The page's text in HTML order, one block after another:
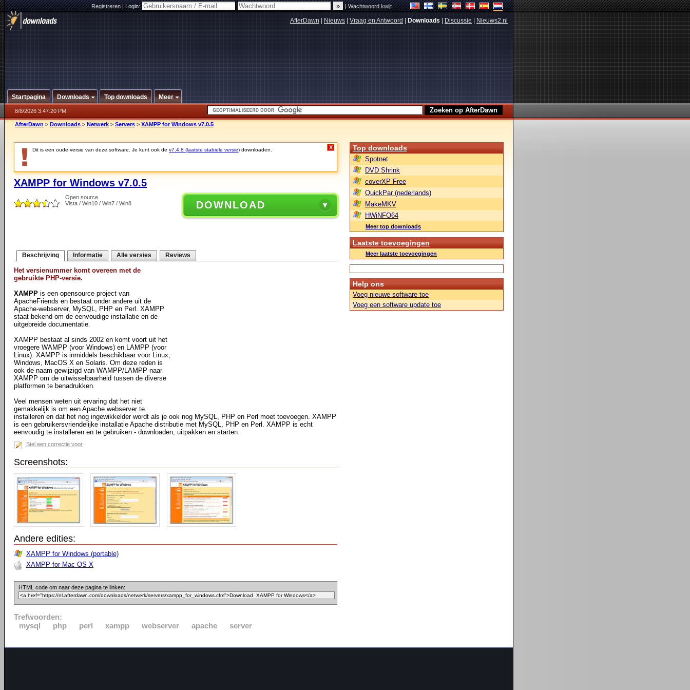
Registreren|Login: |Wachtwoord kwijt
AfterDawn Nieuws Vraag en Antwoord Downloads Discussie Nieuws2.nl
Startpagina Downloads Top downloads Meer
8/8/2026 3:47:20 PM
AfterDawn > Downloads > Netwerk > Servers > XAMPP for Windows v7.0.5
Dit is een oude versie van deze software. Je kunt ook de v7.4.8 (laatste stabiele versie) downloaden. X
XAMPP for Windows v7.0.5
Open source
Vista / Win10 / Win7 / Win8
DOWNLOAD
Beschrijving Informatie Alle versies Reviews
Het versienummer komt overeen met de
gebruikte PHP-versie.
XAMPP is een opensource project van
ApacheFriends en bestaat onder andere uit de
Apache-webserver, MySQL, PHP en Perl. XAMPP
staat bekend om de eenvoudige installatie en de
uitgebreide documentatie.
XAMPP bestaat al sinds 2002 en komt voort uit het
vroegere WAMPP (voor Windows) en LAMPP (voor
Linux). XAMPP is inmiddels beschikbaar voor Linux,
Windows, MacOS X en Solaris. Om deze reden is
ook de naam gewijzigd van WAMPP/LAMPP naar
XAMPP om de uitwisselbaarheid tussen de diverse
platformen te benadrukken.
Veel mensen weten uit ervaring dat het niet
gemakkelijk is om een Apache webserver te
installeren en dat het nog ingewikkelder wordt als je ook nog MySQL, PHP en Perl moet toevoegen. XAMPP
is een gebruikersvriendelijke installatie Apache distributie met MySQL, PHP en Perl. XAMPP is echt
eenvoudig te installeren en te gebruiken - downloaden, uitpakken en starten.
Stel een correctie voor
Screenshots:
Andere edities:
XAMPP for Windows (portable)
XAMPP for Mac OS X
HTML code om naar deze pagina te linken:
Trefwoorden:
mysql
php perl xampp webserver apache server
Top downloads
Spotnet
DVD Shrink
coverXP Free
QuickPar (nederlands)
MakeMKV
HWiNFO64
Meer top downloads
Laatste toevoegingen
Meer laatste toevoegingen
Help ons
Voeg nieuwe software toe
Voeg een software update toe